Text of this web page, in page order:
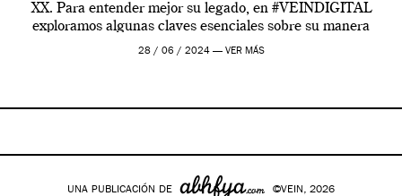
XX. Para entender mejor su legado, en #VEINDIGITAL
exploramos algunas claves esenciales sobre su manera
de entender la vida, el cine y el arte contemporáneo.
28 / 06 / 2024 — VER MÁS
UNA PUBLICACIÓN DE ©VEIN, 2026